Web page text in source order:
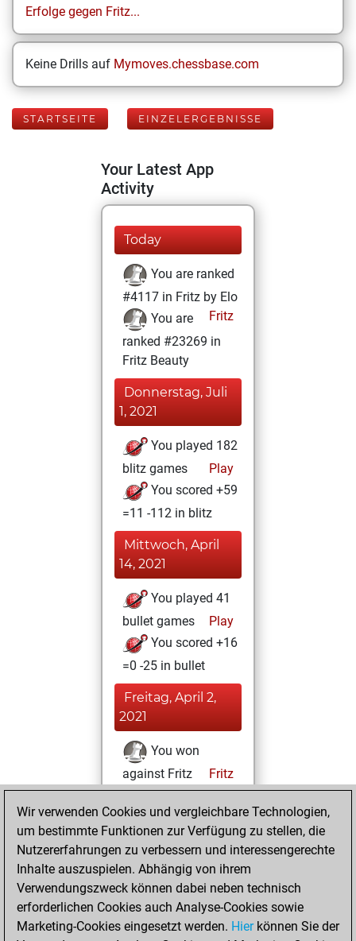
Erfolge gegen Fritz...
Keine Drills auf Mymoves.chessbase.com
STARTSEITE EINZELERGEBNISSE
Your Latest App
Activity
Today
You are ranked
#4117 in Fritz by Elo
Fritz
You are
ranked #23269 in
Fritz Beauty
Donnerstag, Juli
1, 2021
You played 182
blitz games
Play
You scored +59
=11 -112 in blitz
Mittwoch, April
14, 2021
You played 41
bullet games
Play
You scored +16
=0 -25 in bullet
Freitag, April 2,
2021
You won
against Fritz
Fritz
You achieved a
new Elo of 1624
You created
your Fritz account
Sonntag, Januar
17, 2021
Wir verwenden Cookies und vergleichbare Technologien,
um bestimmte Funktionen zur Verfügung zu stellen, die
Nutzererfahrungen zu verbessern und interessengerechte
Inhalte auszuspielen. Abhängig von ihrem
Verwendungszweck können dabei neben technisch
erforderlichen Cookies auch Analyse-Cookies sowie
Marketing-Cookies eingesetzt werden. Hierkönnen Sie der